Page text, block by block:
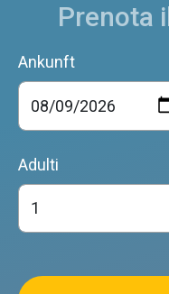
Prenota
Ankunft
Adulti